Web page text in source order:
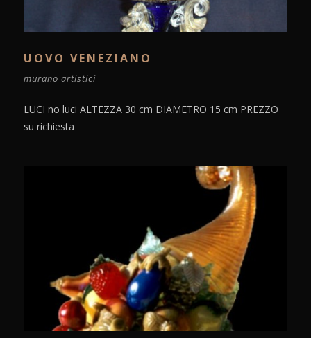
UOVO VENEZIANO
murano artistici
LUCI no luci ALTEZZA 30 cm DIAMETRO 15 cm PREZZO
su richiesta